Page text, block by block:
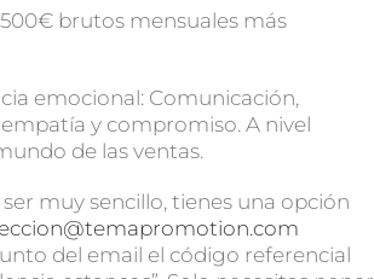
brutos mensuales más
emocional: Comunicación,
y compromiso. A nivel
de las ventas.
muy sencillo, tienes una opción
del email el código referencial